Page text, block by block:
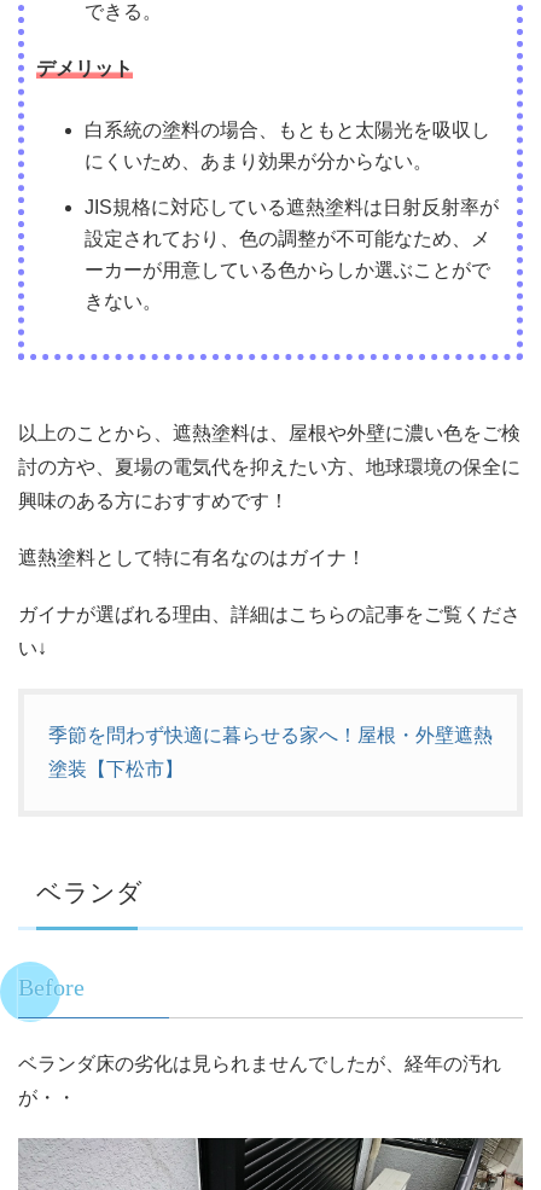
できる。
デメリット
白系統の塗料の場合、もともと太陽光を吸収し
にくいため、あまり効果が分からない。
JIS規格に対応している遮熱塗料は日射反射率が
設定されており、色の調整が不可能なため、メ
ーカーが用意している色からしか選ぶことがで
きない。
以上のことから、遮熱塗料は、屋根や外壁に濃い色をご検
討の方や、夏場の電気代を抑えたい方、地球環境の保全に
興味のある方におすすめです！
遮熱塗料として特に有名なのはガイナ！
ガイナが選ばれる理由、詳細はこちらの記事をご覧くださ
い↓
季節を問わず快適に暮らせる家へ！屋根・外壁遮熱
塗装【下松市】
ベランダ
Before
ベランダ床の劣化は見られませんでしたが、経年の汚れ
が・・